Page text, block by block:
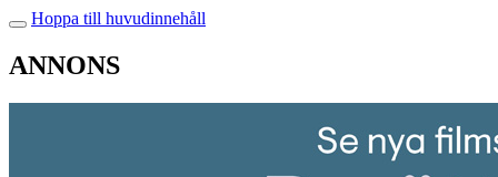
Hoppa till huvudinnehåll
ANNONS